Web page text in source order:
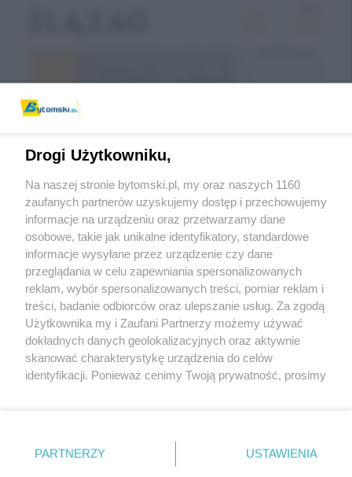
Wróć do strony głównej
ślązag.pl
0%
Drogi Użytkowniku,
Na naszej stronie bytomski.pl, my oraz naszych 1160
zaufanych partnerów uzyskujemy dostęp i przechowujemy
informacje na urządzeniu oraz przetwarzamy dane
osobowe, takie jak unikalne identyfikatory, standardowe
informacje wysyłane przez urządzenie czy dane
przeglądania w celu zapewniania spersonalizowanych
reklam, wybór spersonalizowanych treści, pomiar reklam i
treści, badanie odbiorców oraz ulepszanie usług. Za zgodą
Użytkownika my i Zaufani Partnerzy możemy używać
dokładnych danych geolokalizacyjnych oraz aktywnie
skanować charakterystykę urządzenia do celów
identyfikacji. Ponieważ cenimy Twoją prywatność, prosimy
prywatności znajdujący się w lewym dolnym rogu strony
. Niektóre rodzaje przetwarzania danych nie wymagają
PARTNERZY USTAWIENIA